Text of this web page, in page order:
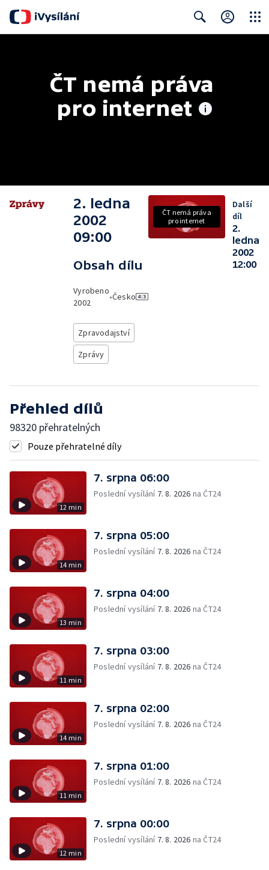
ČT nemá práva
pro internet
2. ledna
2002
09:00
Obsah dílu
Vyrobeno
2002
•Česko
Zpravodajství
Zprávy
ČT nemá práva
pro internet
Další
díl
2.
ledna
2002
12:00
Přehled dílů
98320 přehratelných
Pouze přehratelné díly
12 min
7. srpna 06:00
Poslední vysílání 7. 8. 2026 na ČT24
14 min
7. srpna 05:00
Poslední vysílání 7. 8. 2026 na ČT24
13 min
7. srpna 04:00
Poslední vysílání 7. 8. 2026 na ČT24
11 min
7. srpna 03:00
Poslední vysílání 7. 8. 2026 na ČT24
14 min
7. srpna 02:00
Poslední vysílání 7. 8. 2026 na ČT24
11 min
7. srpna 01:00
Poslední vysílání 7. 8. 2026 na ČT24
12 min
7. srpna 00:00
Poslední vysílání 7. 8. 2026 na ČT24